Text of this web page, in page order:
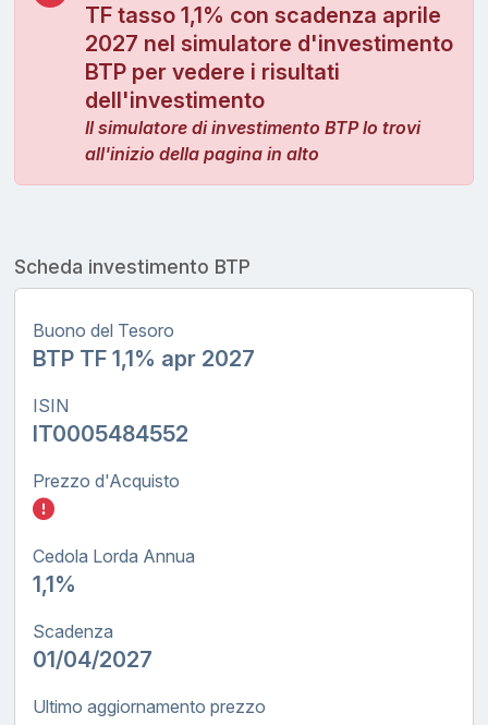
TF tasso 1,1% con scadenza aprile
2027 nel simulatore d'investimento
BTP per vedere i risultati
dell'investimento
Il simulatore di investimento BTP lo trovi
all'inizio della pagina in alto
Scheda investimento BTP
Buono del Tesoro
BTP TF 1,1% apr 2027
ISIN
IT0005484552
Prezzo d'Acquisto
Inserisci quanto investire nel BTP TF
Cedola Lorda Annua
1,1%
Scadenza
01/04/2027
Ultimo aggiornamento prezzo